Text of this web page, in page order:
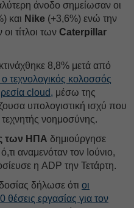
άνοδο σημείωσαν οι
και Nike (+3,6%) ενώ την
τίτλοι των Caterpillar
8,8% μετά από
ο τεχνολογικός κολοσσός
cloud, μέσω της
υπολογιστική ισχύ που
τεχνητής νοημοσύνης.
των ΗΠΑ δημιούργησε
αναμενόταν τον Ιούνιο,
η ADP την Τετάρτη.
δήλωσε ότι οι
εργασίας για τον